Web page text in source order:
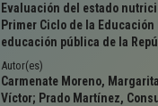
Evaluación del estado
Primer Ciclo de la
educación pública de la
Autor(es)
Carmenate Moreno,
Víctor; Prado Martínez,